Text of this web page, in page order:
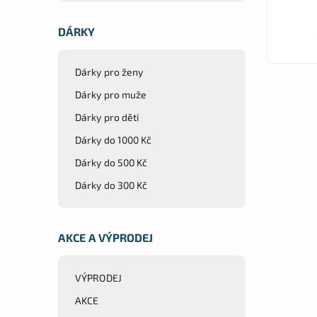
DÁRKY
Dárky pro ženy
Dárky pro muže
Dárky pro děti
Dárky do 1000 Kč
Dárky do 500 Kč
Dárky do 300 Kč
AKCE A VÝPRODEJ
VÝPRODEJ
AKCE